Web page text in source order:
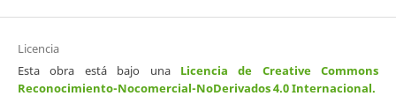
Licencia
Esta obra está bajo una Licencia de Creative Commons
Reconocimiento-Nocomercial-NoDerivados 4.0 Internacional.